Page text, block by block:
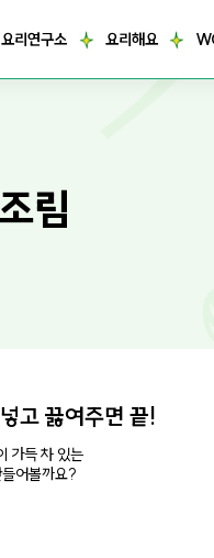
요리연구소 요리해요
림
고 끓여주면 끝!
가득 차 있는
어볼까요?